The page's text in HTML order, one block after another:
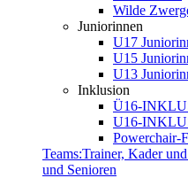
Wilde
Juniorinnen
U17
U15
U13
Inklusion
Ü16-
U16-
Powerchair-
Teams:Trainer, Kader
und Senioren